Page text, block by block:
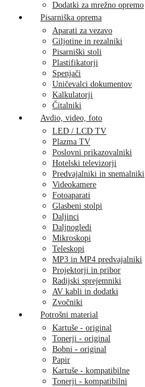
Dodatki za mrežno opremo
Pisarniška oprema
Aparati za vezavo
Giljotine in rezalniki
Pisarniški stoli
Plastifikatorji
Spenjači
Uničevalci dokumentov
Kalkulatorji
Čitalniki
Avdio, video, foto
LED / LCD TV
Plazma TV
Poslovni prikazovalniki
Hotelski televizorji
Predvajalniki in snemalniki
Videokamere
Fotoaparati
Glasbeni stolpi
Daljinci
Daljnogledi
Mikroskopi
Teleskopi
MP3 in MP4 predvajalniki
Projektorji in pribor
Radijski sprejemniki
AV kabli in dodatki
Zvočniki
Potrošni material
Kartuše - original
Tonerji - original
Bobni - original
Papir
Kartuše - kompatibilne
Tonerji - kompatibilni